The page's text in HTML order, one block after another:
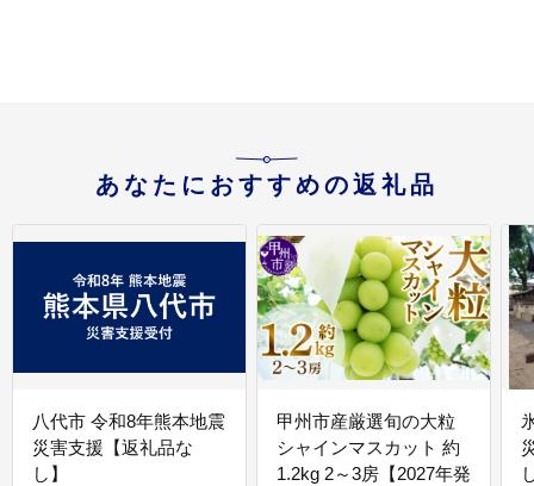
あなたにおすすめの返礼品
八代市 令和8年熊本地震
災害支援【返礼品な
し】
甲州市産厳選旬の大粒
シャインマスカット 約
1.2kg 2～3房【2027年発